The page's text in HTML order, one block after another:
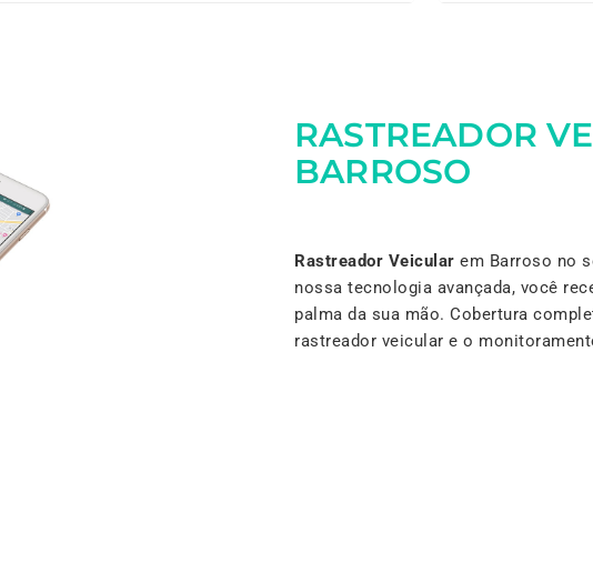
RASTREADOR
BARROSO
Rastreador Veicular em Barroso no
nossa tecnologia avançada, você
palma da sua mão. Cobertura
rastreador veicular e o